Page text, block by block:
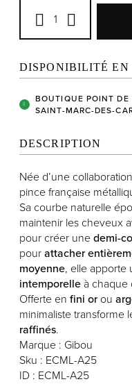
Politiques
DISPONIBILITÉ EN
BOUTIQUE POINT
SAINT-MARC-DES-
DESCRIPTION
Née d’une
pince française
Sa courbe naturelle
maintenir les cheveux
pour créer unedemi-
pourattacher
moyenne, elle apporte
intemporelle à chaque
Offerte en fini orou
minimaliste transforme
raffinés.
Marque : Gibou
Sku : ECML-A25
ID : ECML-A25